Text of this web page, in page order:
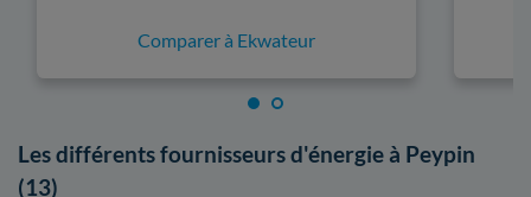
Comparer à Ekwateur
Les différents fournisseurs d'énergie à Peypin
(13)